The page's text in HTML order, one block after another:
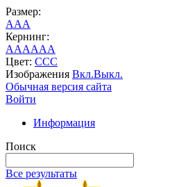
Размер:
AAA
Кернинг:
AAAAAA
Цвет: CCC
Изображения Вкл.Выкл.
Обычная версия сайта
Войти
Информация
Поиск
Все результаты